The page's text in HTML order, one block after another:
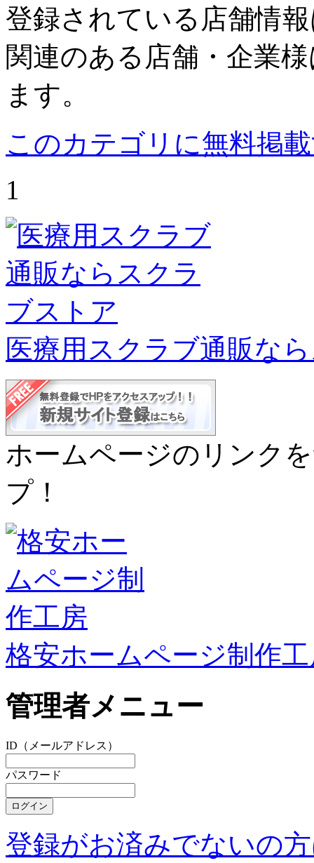
登録されている店舗情
関連のある店舗・企業
ます。
このカテゴリに無料掲
1
医療用スクラブ通販な
ホームページのリンク
プ！
格安ホームページ制作
管理者メニュー
ID（メールアドレス）
パスワード
登録がお済みでないの